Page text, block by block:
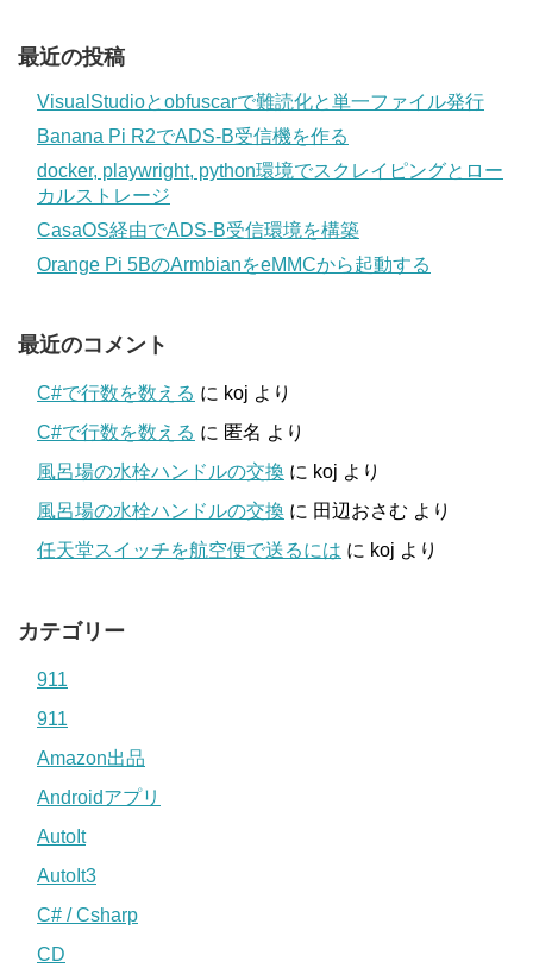
最近の投稿
VisualStudioとobfuscarで難読化と単一ファイル発行
Banana Pi R2でADS-B受信機を作る
docker, playwright, python環境でスクレイピングとロー
カルストレージ
CasaOS経由でADS-B受信環境を構築
Orange Pi 5BのArmbianをeMMCから起動する
最近のコメント
C#で行数を数える に koj より
C#で行数を数える に 匿名 より
風呂場の水栓ハンドルの交換 に koj より
風呂場の水栓ハンドルの交換 に 田辺おさむ より
任天堂スイッチを航空便で送るには に koj より
カテゴリー
911
911
Amazon出品
Androidアプリ
AutoIt
AutoIt3
C# / Csharp
CD